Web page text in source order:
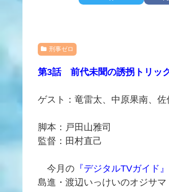
刑事ゼロ
第3話 前代未聞の誘拐トリ
ゲスト：竜雷太、中原果南、
脚本：戸田山雅司
監督：田村直己
今月の 『デジタルTVガイド』
島進・渡辺いっけいのオジサ